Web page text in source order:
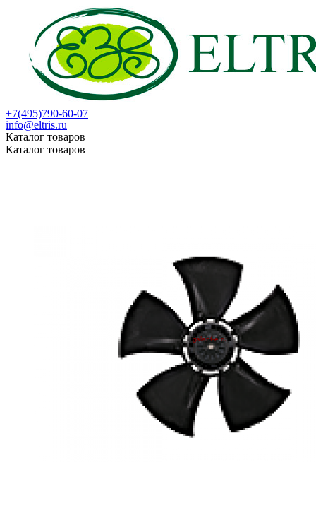
+7(495)790-60-07
info@eltris.ru
Каталог товаров
Каталог товаров